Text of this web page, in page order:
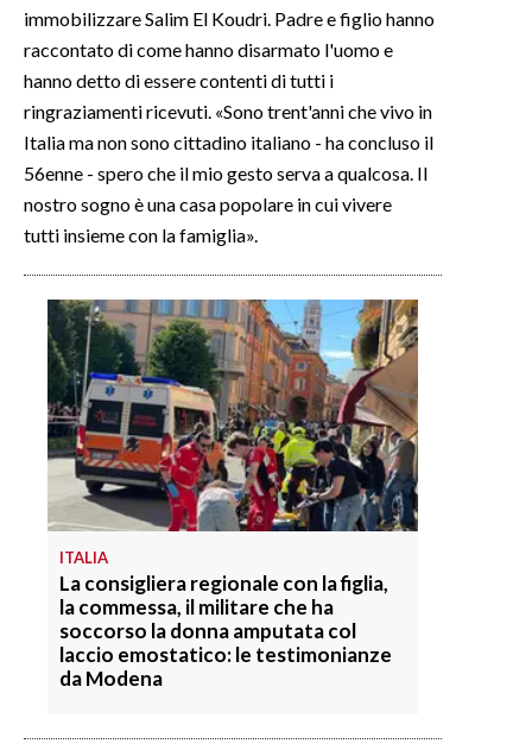
immobilizzare Salim El Koudri. Padre e figlio hanno
raccontato di come hanno disarmato l'uomo e
hanno detto di essere contenti di tutti i
ringraziamenti ricevuti. «Sono trent'anni che vivo in
Italia ma non sono cittadino italiano - ha concluso il
56enne - spero che il mio gesto serva a qualcosa. Il
nostro sogno è una casa popolare in cui vivere
tutti insieme con la famiglia».
ITALIA
La consigliera regionale con la figlia,
la commessa, il militare che ha
soccorso la donna amputata col
laccio emostatico: le testimonianze
da Modena